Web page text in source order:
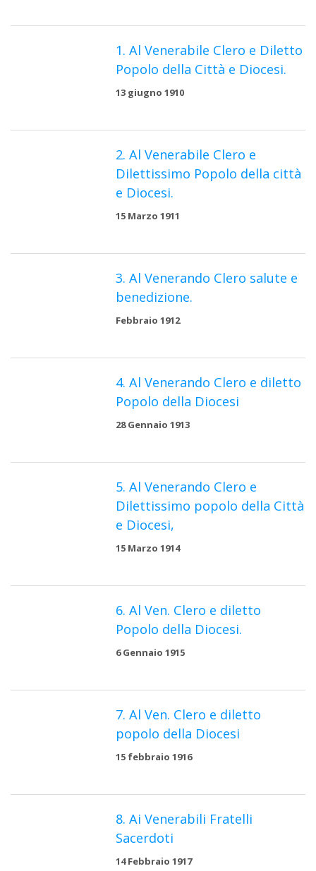
1. Al Venerabile Clero e Diletto
Popolo della Città e Diocesi.
13 giugno 1910
2. Al Venerabile Clero e
Dilettissimo Popolo della città
e Diocesi.
15 Marzo 1911
3. Al Venerando Clero salute e
benedizione.
Febbraio 1912
4. Al Venerando Clero e diletto
Popolo della Diocesi
28 Gennaio 1913
5. Al Venerando Clero e
Dilettissimo popolo della Città
e Diocesi,
15 Marzo 1914
6. Al Ven. Clero e diletto
Popolo della Diocesi.
6 Gennaio 1915
7. Al Ven. Clero e diletto
popolo della Diocesi
15 febbraio 1916
8. Ai Venerabili Fratelli
Sacerdoti
14 Febbraio 1917